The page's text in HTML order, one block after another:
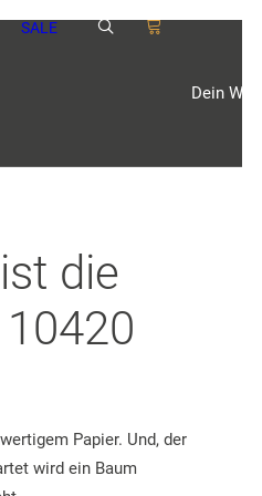
SALE
Dein
die
Papier. Und, der
wird ein Baum